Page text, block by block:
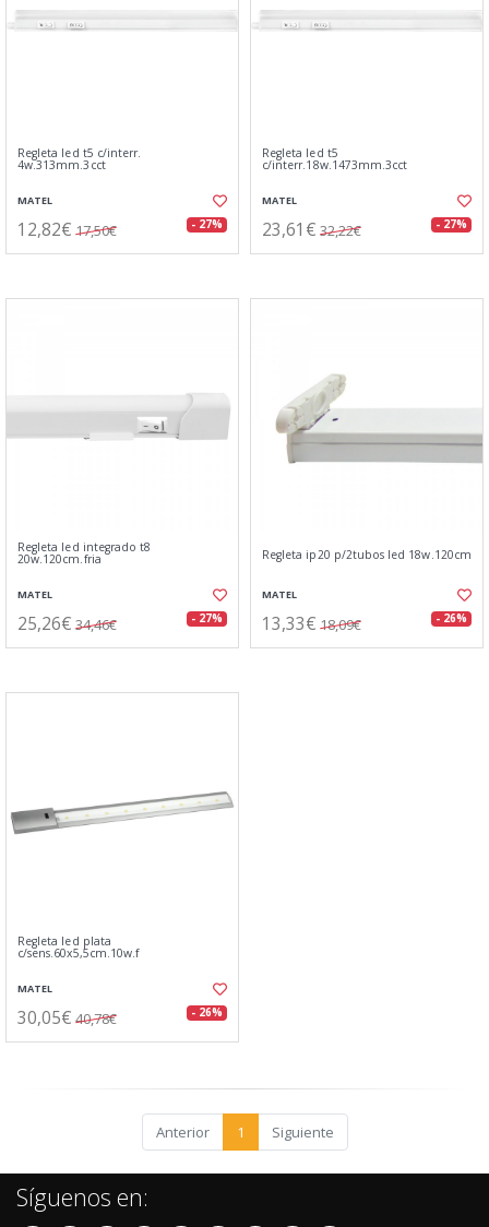
Regleta led t5 c/interr.
4w.313mm.3cct
MATEL
12,82€ 17,50€ - 27%
Regleta led t5
c/interr.18w.1473mm.3cct
MATEL
23,61€ 32,22€ - 27%
Regleta led integrado t8
20w.120cm.fria
MATEL
25,26€ 34,46€ - 27%
Regleta ip20 p/2tubos led 18w.120cm
MATEL
13,33€ 18,09€ - 26%
Regleta led plata
c/sens.60x5,5cm.10w.f
MATEL
30,05€ 40,78€ - 26%
Anterior 1 Siguiente
Síguenos en: